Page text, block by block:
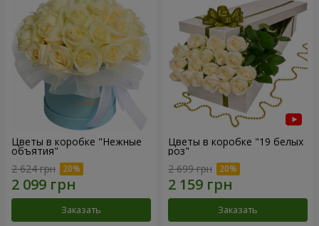
Цветы в коробке "Нежные
объятия"
2 624 грн
Заказать
Цветы в коробке "19 белых
роз"
2 699 грн
Заказать